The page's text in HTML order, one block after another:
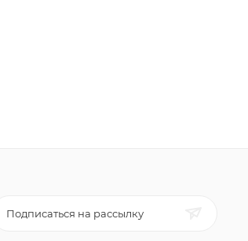
Подписаться на рассылку